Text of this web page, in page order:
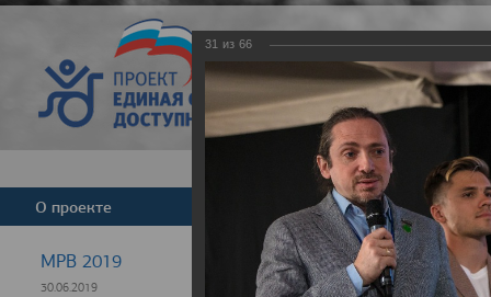
Версия для
О проекте Новости
МРВ 2019
30.06.2019
31 из 66